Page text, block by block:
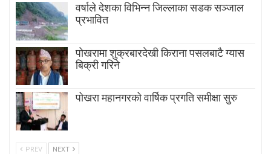
वर्षाले देशका विभिन्न जिल्लाका सडक सञ्जाल
प्रभावित
पोखरामा शुक्रबारदेखी किराना पसलबाटै ग्यास
बिक्री गरिने
पोखरा महानगरको वार्षिक प्रगति समीक्षा सुरु
PREV NEXT